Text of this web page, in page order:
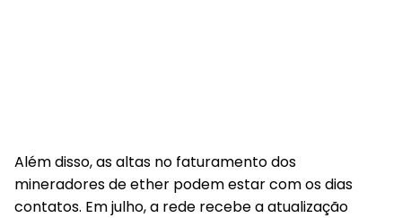
Além disso, as altas no faturamento dos
mineradores de ether podem estar com os dias
contatos. Em julho, a rede recebe a atualização